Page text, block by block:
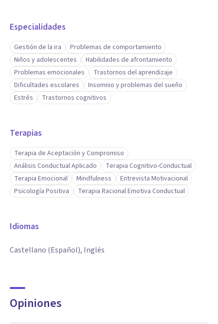
Especialidades
Gestión de la ira
Problemas de comportamiento
Niños y adolescentes
Habilidades de afrontamiento
Problemas emocionales
Trastornos del aprendizaje
Dificultades escolares
Insomnio y problemas del sueño
Estrés
Trastornos cognitivos
Terapias
Terapia de Aceptación y Compromiso
Análisis Conductual Aplicado
Terapia Cognitivo-Conductual
Terapia Emocional
Mindfulness
Entrevista Motivacional
Psicología Positiva
Terapia Racional Emotiva Conductual
Idiomas
Castellano (Español), Inglés
Opiniones